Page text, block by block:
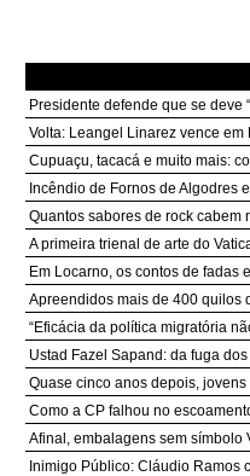
Presidente defende que se deve
Volta: Leangel Linarez vence
Cupuaçu, tacacá e muito mais:
Incêndio de Fornos de Algodres
Quantos sabores de rock cabem
A primeira trienal de arte do
Em Locarno, os contos de fadas
Apreendidos mais de 400 quilos
“Eficácia da política migratória
Ustad Fazel Sapand: da fuga
Quase cinco anos depois,
Como a CP falhou no
Afinal, embalagens sem símbolo
Inimigo Público: Cláudio Ramos